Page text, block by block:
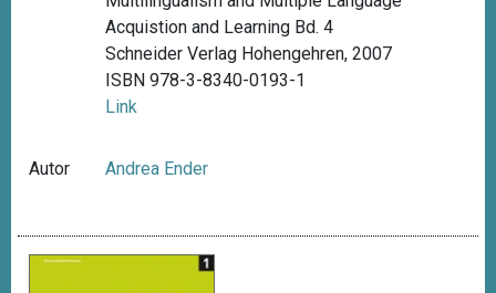
Acquistion and Learning Bd. 4
Schneider Verlag Hohengehren, 2007
ISBN 978-3-8340-0193-1
Link
Autor Andrea Ender